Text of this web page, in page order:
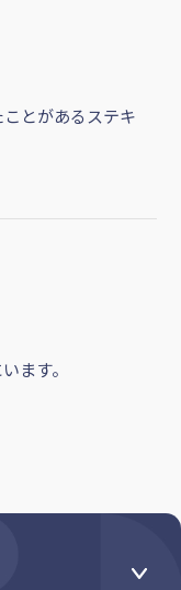
とがあるステキ
ます。